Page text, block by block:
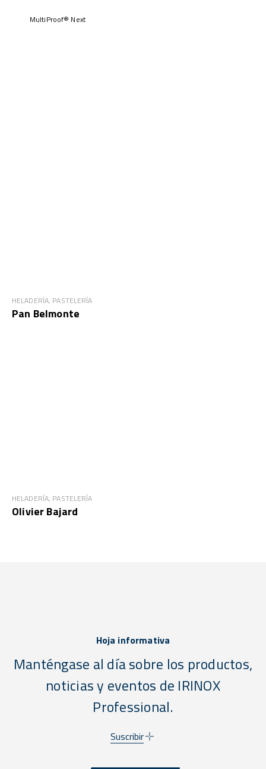
MultiProof® Next
HELADERÍA, PASTELERÍA
Pan Belmonte
HELADERÍA, PASTELERÍA
Olivier Bajard
Hoja informativa
Manténgase al día sobre los productos,
noticias y eventos de IRINOX
Professional.
Suscribir